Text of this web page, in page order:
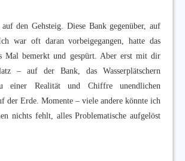
auf den Gehsteig. Diese Bank gegenüber, auf
war oft daran vorbeigegangen, hatte das
Mal bemerkt und gespürt. Aber erst mit dir
– auf der Bank, das Wasserplätschern
einer Realität und Chiffre unendlichen
der Erde. Momente – viele andere könnte ich
nichts fehlt, alles Problematische aufgelöst